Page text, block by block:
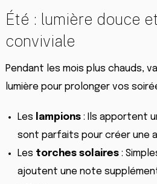
Été : lumière douce
conviviale
Pendant les mois plus chauds,
lumière pour prolonger vos
Les lampions: Ils apportent
sont parfaits pour créer une
Les torches solaires:
ajoutent une note